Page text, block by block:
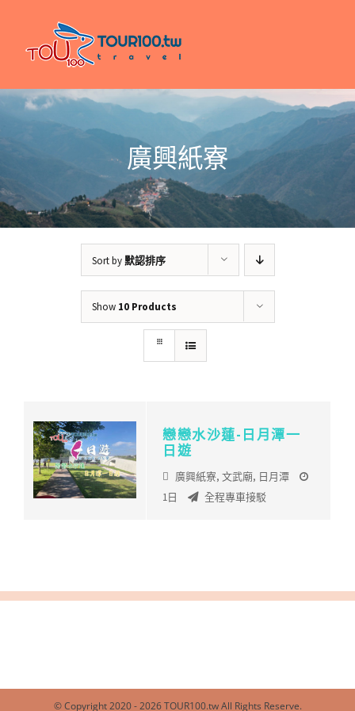
content
廣興紙寮
Sort by默認排序
Show 10 Products
戀戀水沙蓮-日月潭一
日遊
廣興紙寮, 文武廟, 日月潭
1日
全程專車接駁
© Copyright 2020 -2026 TOUR100.tw All Rights Reserve.